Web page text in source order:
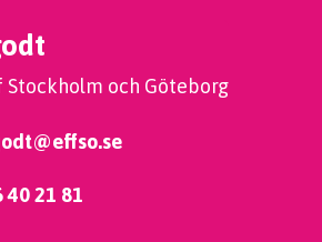
Stockholm och Göteborg
40 21 81